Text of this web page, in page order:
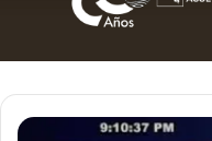
VIDEO.